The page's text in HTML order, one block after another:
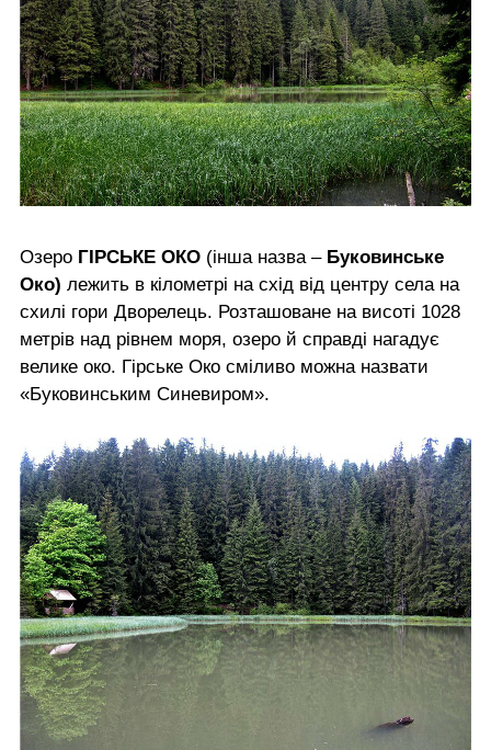
Озеро ГІРСЬКЕ ОКО (інша назва – Буковинське
Око) лежить в кілометрі на схід від центру села на
схилі гори Дворелець. Розташоване на висоті 1028
метрів над рівнем моря, озеро й справді нагадує
велике око. Гірське Око сміливо можна назвати
«Буковинським Синевиром».